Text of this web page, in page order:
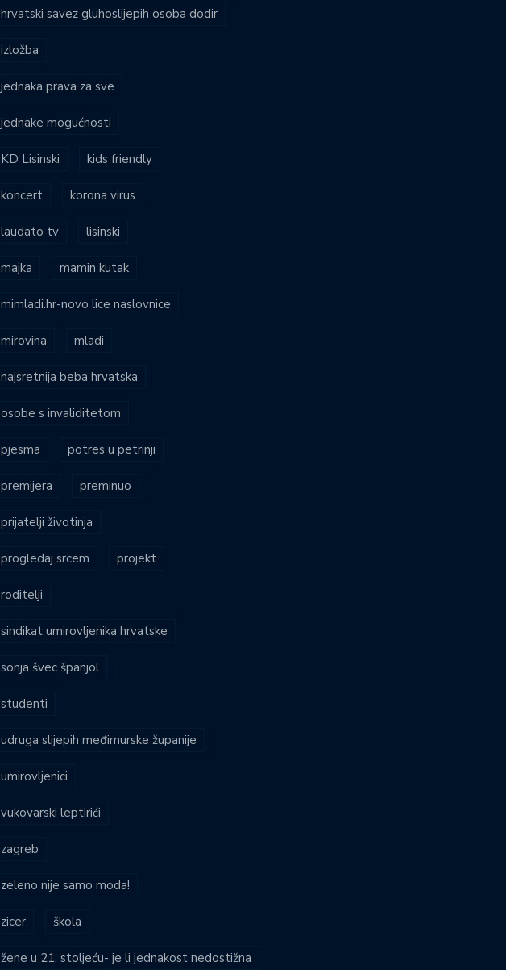
hrvatski savez gluhoslijepih osoba dodir
izložba
jednaka prava za sve
jednake mogućnosti
KD Lisinski kids friendly
koncert korona virus
laudato tv lisinski
majka mamin kutak
mimladi.hr-novo lice naslovnice
mirovina mladi
najsretnija beba hrvatska
osobe s invaliditetom
pjesma potres u petrinji
premijera preminuo
prijatelji životinja
progledaj srcem projekt
roditelji
sindikat umirovljenika hrvatske
sonja švec španjol
studenti
udruga slijepih međimurske županije
umirovljenici
vukovarski leptirići
zagreb
zeleno nije samo moda!
zicer škola
žene u 21. stoljeću- je li jednakost nedostižna